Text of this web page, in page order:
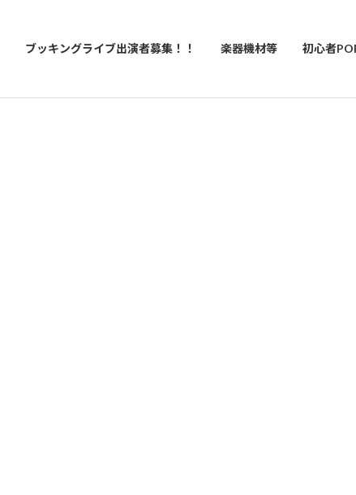
ブッキングライブ出演者募集！！ 楽器機材等 初心者